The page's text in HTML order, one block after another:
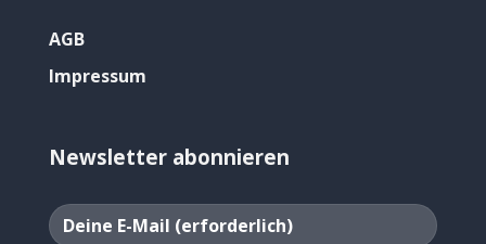
AGB
Impressum
Newsletter abonnieren